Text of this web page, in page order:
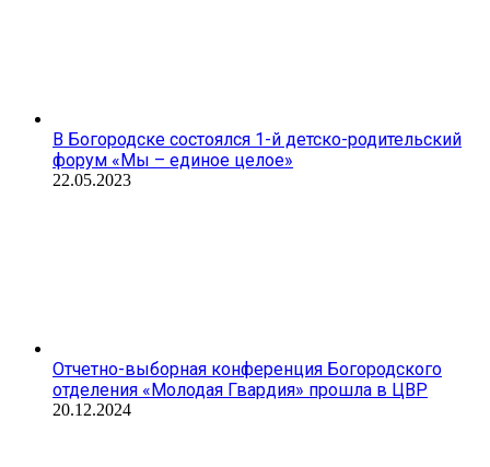
В Богородске состоялся 1-й детско-родительский
форум «Мы – единое целое»
22.05.2023
Отчетно-выборная конференция Богородского
отделения «Молодая Гвардия» прошла в ЦВР
20.12.2024